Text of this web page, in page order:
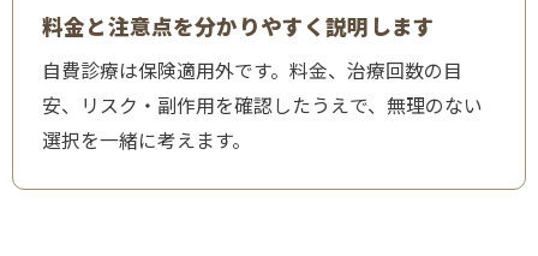
料金と注意点を分かりやすく説明します
自費診療は保険適用外です。料金、治療回数の目
安、リスク・副作用を確認したうえで、無理のない
選択を一緒に考えます。